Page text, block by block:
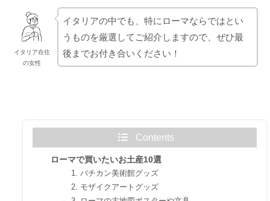
イタリア在住
の女性
イタリアの中でも、特にローマならではとい
うものを厳選してご紹介しますので、ぜひ最
後までお付き合いください！
Contents
ローマで買いたいお土産10選
1. バチカン美術館グッズ
2. モザイクアートグッズ